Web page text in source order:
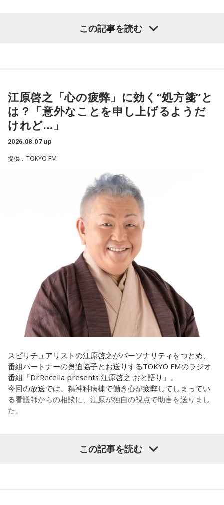
次回8月8日（土）の放送は、シンガーソングライター・バー
※放送エリア外の方は、プレミアム会員の登録でご利用いた
だけます。
----------------------------------------------------
＜番組概要＞
番組名：JA全農 COUNTDOWN JAPAN
放送エリア：TOKYO FMをはじめとする、JFN全国38局ネッ
放送日時：毎週土曜 13:00～13:53
パーソナリティ：遠山大輔（グランジ）、潮紗理菜
https://www.tfm.co.jp/countdownjapan/
ほのか・海：ありがとうございます。
潮：「コニファー」はテレビアニメ「これ描いて死ね」のエ
ンディングテーマとなっています。
ね？
遠山：この楽曲はどこから作り始めました？
ほのか：「これ描いて死ね」は、マンガを描くことを題材に
した作品なんですけど、まずは原作を読みました。それで、0
から1にするときに、心のなかで薪をくべて火種を燃やしてい
く。そして、風が吹いてめちゃめちゃ燃えていくみたいな。
そういったものを絶やさずに「自分だけでやっていくぞ！」
みたいな気持ちと、私がお家で音楽を作っているとき
の……“色”かな？ その色がすごく一致している部分があったの
で、今回はアニメのエンディングテーマとして曲を書かせて
もらったんですけど、結構パーソナルな部分が出た作品にな
りました。
遠山：自分自身の内面をすごく辿って探っている曲ですよ
ね？
ほのか：はい。私は「自分自身を分かってみたい」という気
持ちで作品を作っていて、もしかしたら皆さんも何かを作る
ときって、自分自身を分かってみたいから作るんじゃないか
なと思って、そういう曲を作りました。
れることがあります。病気だからと割り切って仕事に就いて
いるのですが、心が疲れてきています。私生活は充実してお
り、夫と新しく家を建てるためにも仕事は辞められません。
仕事がつらいからこそ私生活が充実する、幸せになるぞとい
の心持ちについてアドバイスをいただけないでしょうか？
――患者からの暴言や暴力に心が折れそうになりながらも、
過酷な現場で奮闘する看護師の相談に対し、江原は「意外な
ことを申し上げるようだけれど……」と前置きした上で、具体
的なアドバイスを提示しました。
江原：私はね、ちょっと意外なことを申し上げるようだけれ
ど、「体力」だと思います。やっぱり、ちゃんと食べて、よ
く寝る。で、やっぱり看護師さんって不規則でしょう？ 夜勤
とかね。いろいろとシフトがあるから、身体のコンディショ
ンを持っていくのがとっても大変だと思うの。
これ、ばかにならなくて、私、いつもフィジカルとスピリチ
ュアルというものは、いつも同じく同等に思わなきゃダメだ
と言っているんです。昔から「健全な身体に健全な精神宿
それは、例えばご病気の方とかはダメだとか、そういう風に
差別しているわけではなくてね。私達、コンディションが良
いと心のコンディションも良くなりません？ やっぱり、寝不
足のときってちょっとネガティブになっちゃったり、笑顔が
ちょっと欠けちゃったりね。
てすごく大事なんですよね。だから、よりスピリチュアルを
発揮したいと思う場合には、フィジカルをとても大切にする
この記事を読む
江原啓之「心の疲弊」に効く“処方箋”と
は？「意外なことを申し上げるようだ
けれど…」
2026.08.07 up
提供：TOKYO FM
スピリチュアリストの江原啓之がパーソナリティをつとめ、
番組パートナーの奥迫協子とお送りするTOKYO FMのラジオ
番組「Dr.Recella presents 江原啓之 おと語り」。
今回の放送では、精神科病棟で働き心が疲弊してしまってい
る看護師からの相談に、江原が独自の視点で助言を送りまし
た。
この記事を読む